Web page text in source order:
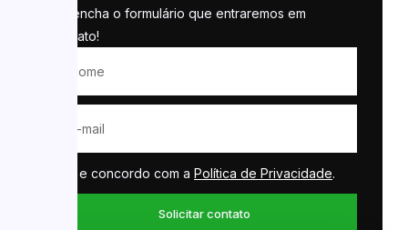
Preencha o formulário que entraremos em
contato!
Li e concordo com a Política de Privacidade.
Solicitar contato